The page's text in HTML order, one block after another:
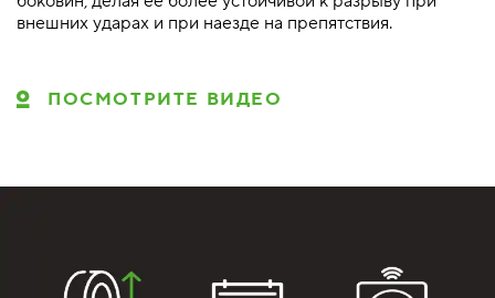
внешних ударах и при наезде на препятствия.
ПОСМОТРИТЕ ВИДЕО